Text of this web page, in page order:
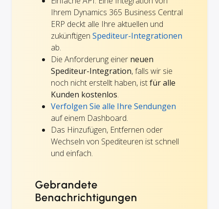
Ihrem Dynamics 365 Business Central
ERP deckt alle Ihre aktuellen und
zukünftigen Spediteur-Integrationen
ab.
Die Anforderung einer neuen
Spediteur-Integration, falls wir sie
noch nicht erstellt haben, istfür alle
Kunden kostenlos.
Verfolgen Sie alle Ihre Sendungen
auf einem Dashboard.
Das Hinzufügen, Entfernen oder
Wechseln von Spediteuren ist schnell
und einfach.
Gebrandete
Benachrichtigungen